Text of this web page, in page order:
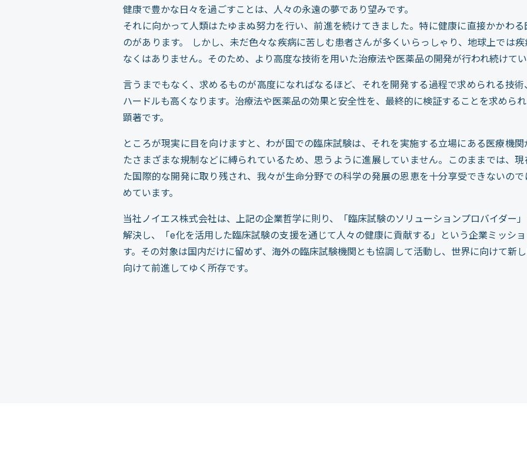
健康で豊かな日々を過ごすことは、人々の永遠の夢であり望みです。
それに向かって人類はたゆまぬ努力を行い、前進を続けてきました。特に健康に直接かかわ
のがあります。 しかし、未だ色々な疾病に苦しむ患者さんが多くいらっしゃり、地球上では
なくはありません。そのため、より高度な技術を用いた治療法や医薬品の開発が行われ続けてい
言うまでもなく、求めるものが高度になればなるほど、それを開発する過程で求められる技
ハードルも高くなります。治療法や医薬品の効果と安全性を、最終的に検証することを求めら
顕著です。
ところが現実に目を向けますと、わが国での臨床試験は、それを実施する立場にある医療機
たさまざまな規制などに縛られているため、思うように進展していません。このままでは、
た国際的な開発に取り残され、我々が生命分野での科学の発展の恩恵を十分享受できないの
めています。
当社ノイエス株式会社は、上記の企業哲学に則り、「臨床試験のソリューションプロバイダー
解決し、「e化を活用した臨床試験の支援を通じて人々の健康に貢献する」という企業ミッシ
す。その対象は国内だけに留めず、海外の臨床試験機関とも協調して活動し、世界に向けて新
向けて前進してゆく所存です。